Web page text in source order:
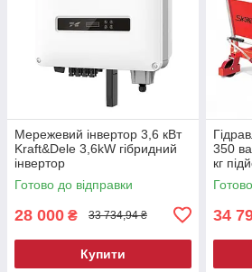
Мережевий інвертор 3,6 кВт
Kraft&Dele 3,6kW гібридний
інвертор
Готово до відправки
28 000 ₴ 33 734,94 ₴
Купити
350
кг
та СТО
34